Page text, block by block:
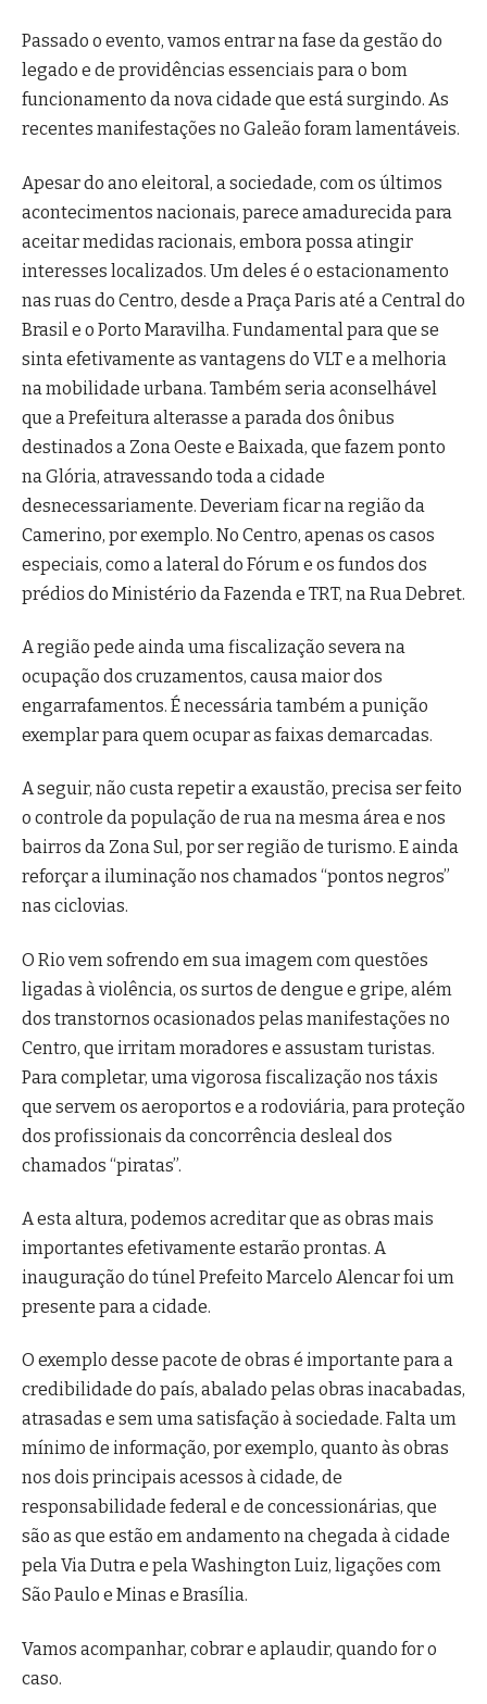
Passado o evento, vamos entrar na fase da gestão do
legado e de providências essenciais para o bom
funcionamento da nova cidade que está surgindo. As
recentes manifestações no Galeão foram lamentáveis.
Apesar do ano eleitoral, a sociedade, com os últimos
acontecimentos nacionais, parece amadurecida para
aceitar medidas racionais, embora possa atingir
interesses localizados. Um deles é o estacionamento
nas ruas do Centro, desde a Praça Paris até a Central do
Brasil e o Porto Maravilha. Fundamental para que se
sinta efetivamente as vantagens do VLT e a melhoria
na mobilidade urbana. Também seria aconselhável
que a Prefeitura alterasse a parada dos ônibus
destinados a Zona Oeste e Baixada, que fazem ponto
na Glória, atravessando toda a cidade
desnecessariamente. Deveriam ficar na região da
Camerino, por exemplo. No Centro, apenas os casos
especiais, como a lateral do Fórum e os fundos dos
prédios do Ministério da Fazenda e TRT, na Rua Debret.
A região pede ainda uma fiscalização severa na
ocupação dos cruzamentos, causa maior dos
engarrafamentos. É necessária também a punição
exemplar para quem ocupar as faixas demarcadas.
A seguir, não custa repetir a exaustão, precisa ser feito
o controle da população de rua na mesma área e nos
bairros da Zona Sul, por ser região de turismo. E ainda
reforçar a iluminação nos chamados “pontos negros”
nas ciclovias.
O Rio vem sofrendo em sua imagem com questões
ligadas à violência, os surtos de dengue e gripe, além
dos transtornos ocasionados pelas manifestações no
Centro, que irritam moradores e assustam turistas.
Para completar, uma vigorosa fiscalização nos táxis
que servem os aeroportos e a rodoviária, para proteção
dos profissionais da concorrência desleal dos
chamados “piratas”.
A esta altura, podemos acreditar que as obras mais
importantes efetivamente estarão prontas. A
inauguração do túnel Prefeito Marcelo Alencar foi um
presente para a cidade.
O exemplo desse pacote de obras é importante para a
credibilidade do país, abalado pelas obras inacabadas,
atrasadas e sem uma satisfação à sociedade. Falta um
mínimo de informação, por exemplo, quanto às obras
nos dois principais acessos à cidade, de
responsabilidade federal e de concessionárias, que
são as que estão em andamento na chegada à cidade
pela Via Dutra e pela Washington Luiz, ligações com
São Paulo e Minas e Brasília.
Vamos acompanhar, cobrar e aplaudir, quando for o
caso.